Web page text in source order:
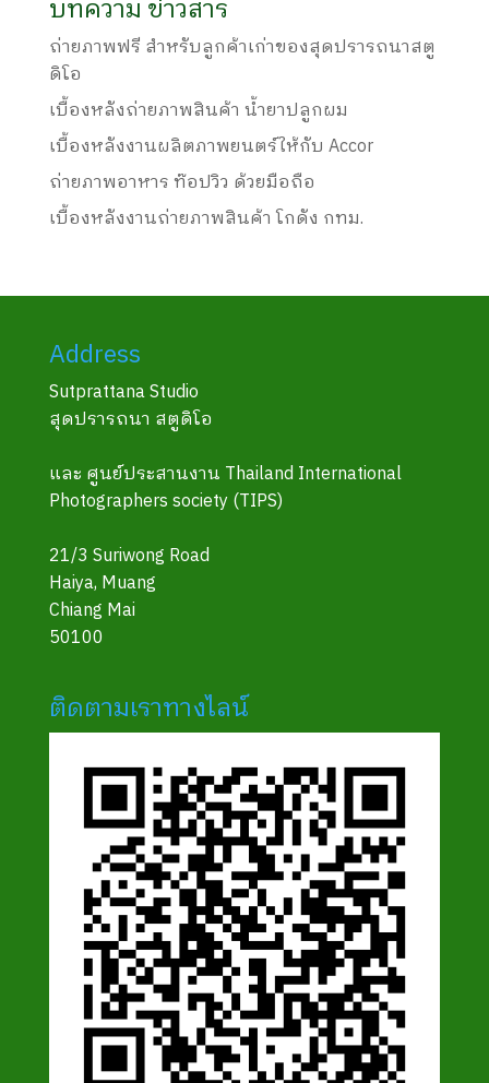
บทความ ข่าวสาร
ถ่ายภาพฟรี สำหรับลูกค้าเก่าของสุดปรารถนาสตู
ดิโอ
เบื้องหลังถ่ายภาพสินค้า น้ำยาปลูกผม
เบื้องหลังงานผลิตภาพยนตร์ให้กับ Accor
ถ่ายภาพอาหาร ท๊อปวิว ด้วยมือถือ
เบื้องหลังงานถ่ายภาพสินค้า โกดัง กทม.
Address
Sutprattana Studio
สุดปรารถนา สตูดิโอ
และ ศูนย์ประสานงาน Thailand International
Photographers society (TIPS)
21/3 Suriwong Road
Haiya, Muang
Chiang Mai
50100
ติดตามเราทางไลน์